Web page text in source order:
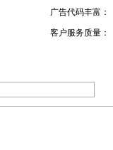
广告代码丰富：
客户服务质量：